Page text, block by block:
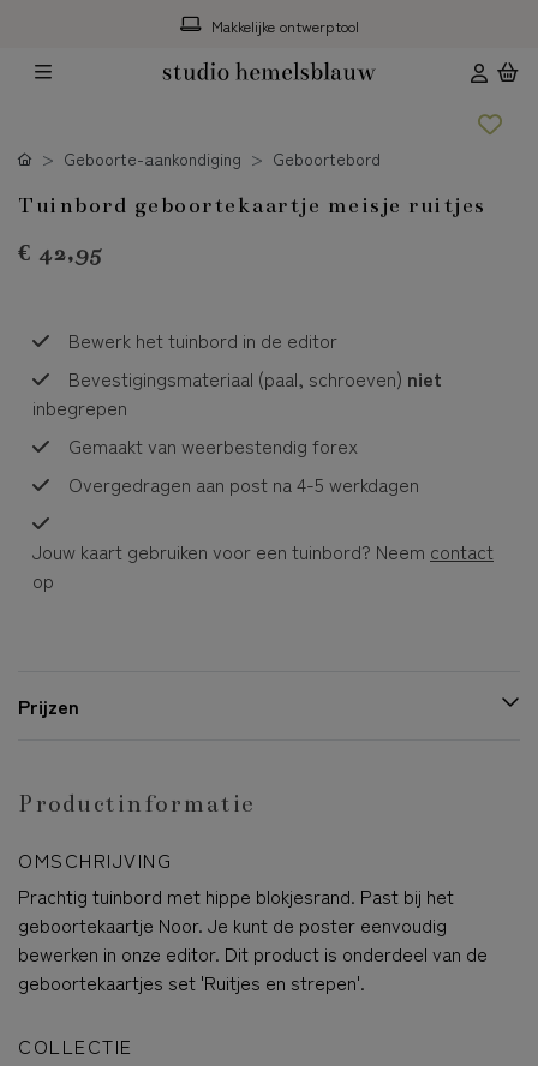
Makkelijke ontwerptool
Geboorte-aankondiging Geboortebord
Tuinbord geboortekaartje meisje ruitjes
€ 42,95
Bewerk het tuinbord in de editor
Bevestigingsmateriaal (paal, schroeven) niet
inbegrepen
Gemaakt van weerbestendig forex
Overgedragen aan post na 4-5 werkdagen
Jouw kaart gebruiken voor een tuinbord? Neem contact
op
Prijzen
Productinformatie
OMSCHRIJVING
Prachtig tuinbord met hippe blokjesrand. Past bij het
geboortekaartje Noor. Je kunt de poster eenvoudig
bewerken in onze editor. Dit product is onderdeel van de
geboortekaartjes set 'Ruitjes en strepen'.
COLLECTIE